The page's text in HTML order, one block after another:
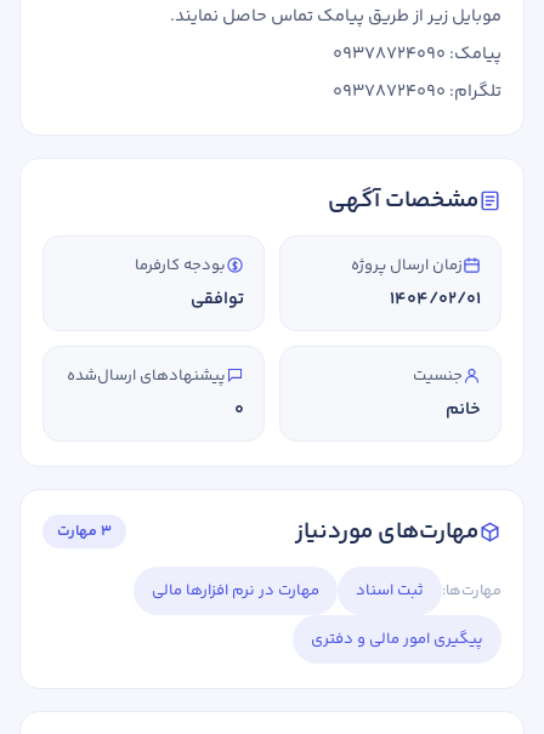
موبایل زیر از طریق پیامک تماس حاصل نمایند.
پیامک: 09378724090
تلگرام: 09378724090
مشخصات آگهی
زمان ارسال پروژه
1404/02/01
بودجه کارفرما
توافقی
جنسیت
خانم
پیشنهادهای ارسال‌شده
0
مهارت‌های موردنیاز 3 مهارت
مهارت‌ها: ثبت اسناد
مهارت در نرم افزارها مالی
پیگیری امور مالی و دفتری